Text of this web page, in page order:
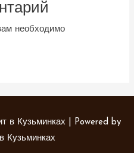
необходимо
в Кузьминках | Powered by
Кузьминках